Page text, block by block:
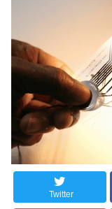
Twitter